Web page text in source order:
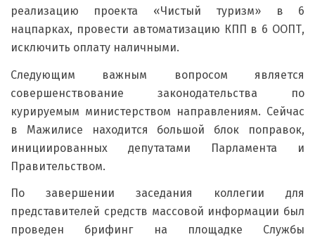
реализацию проекта «Чистый туризм» в 6
нацпарках, провести автоматизацию КПП в 6 ООПТ,
исключить оплату наличными.
Следующим важным вопросом является
совершенствование законодательства по
курируемым министерством направлениям. Сейчас
в Мажилисе находится большой блок поправок,
инициированных депутатами Парламента и
Правительством.
По завершении заседания коллегии для
представителей средств массовой информации был
проведен брифинг на площадке Службы